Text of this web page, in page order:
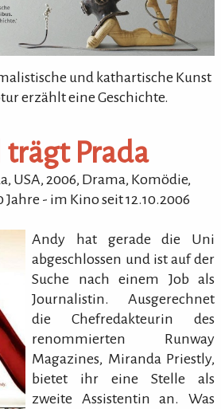
und kathartische Kunst
erzählt eine Geschichte.
trägt Prada
, USA, 2006, Drama, Komödie,
Jahre - im Kino seit 12.10.2006
Andy hat gerade die Uni
abgeschlossen und ist auf der
Suche nach einem Job als
Journalistin. Ausgerechnet
die Chefredakteurin des
renommierten Runway
Magazines, Miranda Priestly,
bietet ihr eine Stelle als
zweite Assistentin an. Was